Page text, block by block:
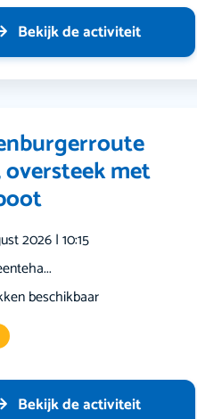
Bekijk de activiteit
met
2026 | 10:15
beschikbaar
Bekijk de activiteit